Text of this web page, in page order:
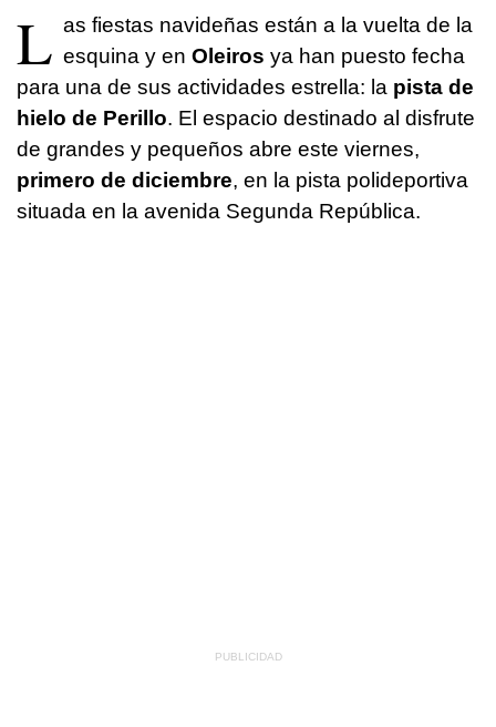
L as fiestas navideñas están a la vuelta de la
esquina y en Oleiros ya han puesto fecha
para una de sus actividades estrella: la pista de
hielo de Perillo. El espacio destinado al disfrute
de grandes y pequeños abre este viernes,
primero de diciembre, en la pista polideportiva
situada en la avenida Segunda República.